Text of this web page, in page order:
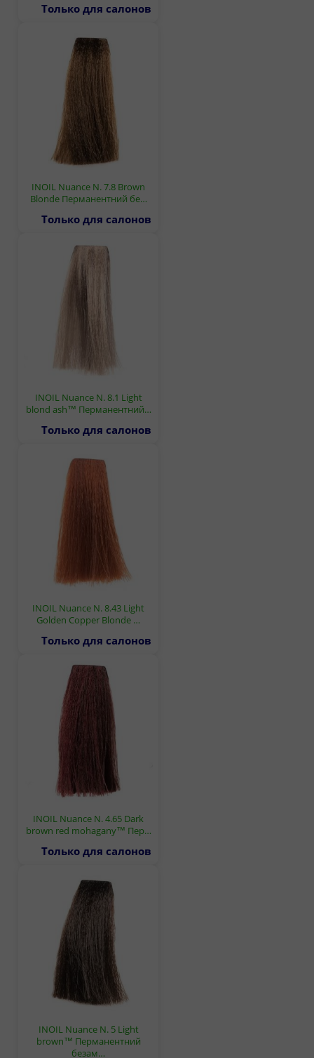
Только для салонов
INOIL Nuance N. 7.8 Brown
Blonde Перманентний бе…
Только для салонов
INOIL Nuance N. 8.1 Light
blond ash™ Перманентний…
Только для салонов
INOIL Nuance N. 8.43 Light
Golden Copper Blonde …
Только для салонов
INOIL Nuance N. 4.65 Dark
brown red mohagany™ Пер…
Только для салонов
INOIL Nuance N. 5 Light
brown™ Перманентний
безам…